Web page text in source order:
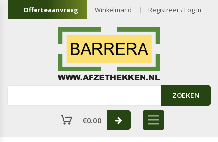
Offerteaanvraag Winkelmand Registreer / Log in
ZOEKEN
€0.00